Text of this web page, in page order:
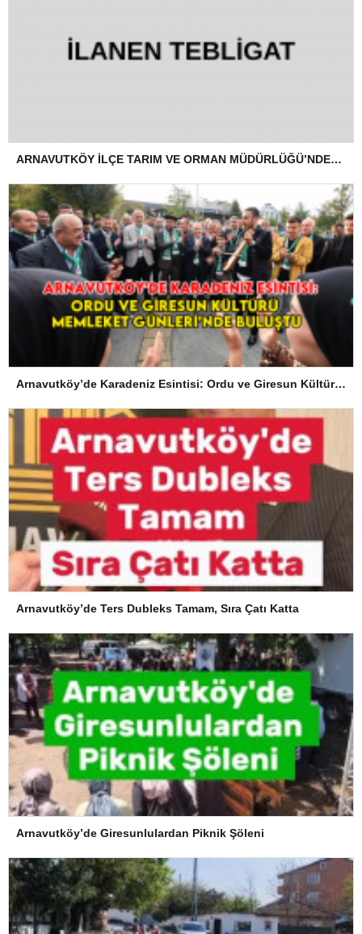
ARNAVUTKÖY İLÇE TARIM VE ORMAN MÜDÜRLÜĞÜ’NDEN İLANEN TEBLİGAT
Arnavutköy’de Karadeniz Esintisi: Ordu ve Giresun Kültürü Memleket Günleri’nde Buluştu
Arnavutköy’de Ters Dubleks Tamam, Sıra Çatı Katta
Arnavutköy’de Giresunlulardan Piknik Şöleni